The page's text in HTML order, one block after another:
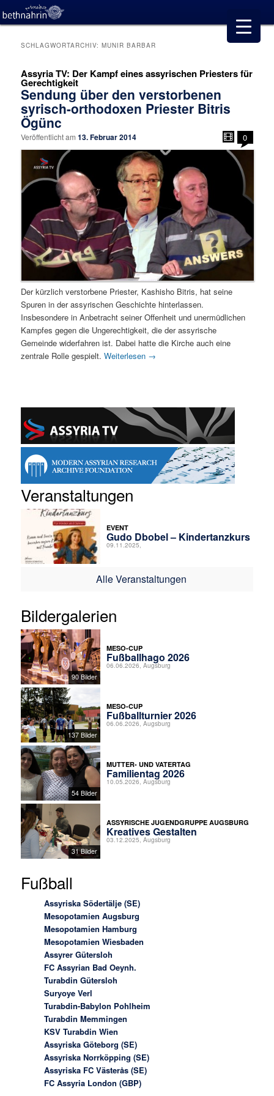
SCHLAGWORTARCHIV:MUNIR BARBAR
Assyria TV: Der Kampf eines assyrischen Priesters für
Gerechtigkeit
Sendung über den verstorbenen
syrisch-orthodoxen Priester Bitris
Ögünc
Veröffentlicht am13. Februar 2014 0
Der kürzlich verstorbene Priester, Kashisho Bitris, hat seine
Spuren in der assyrischen Geschichte hinterlassen.
Insbesondere in Anbetracht seiner Offenheit und unermüdlichen
Kampfes gegen die Ungerechtigkeit, die der assyrische
Gemeinde widerfahren ist. Dabei hatte die Kirche auch eine
zentrale Rolle gespielt.Weiterlesen →
Veranstaltungen
EVENT
Gudo Dbobel – Kindertanzkurs
09.11.2025,
Alle Veranstaltungen
Bildergalerien
90 Bilder
MESO-CUP
Fußballhago 2026
06.06.2026, Augsburg
137 Bilder
MESO-CUP
Fußballturnier 2026
06.06.2026, Augsburg
54 Bilder
MUTTER- UND VATERTAG
Familientag 2026
10.05.2026, Augsburg
31 Bilder
ASSYRISCHE JUGENDGRUPPE AUGSBURG
Kreatives Gestalten
03.12.2025, Augsburg
Fußball
Assyriska Södertälje (SE)
Mesopotamien Augsburg
Mesopotamien Hamburg
Mesopotamien Wiesbaden
Assyrer Gütersloh
FC Assyrian Bad Oeynh.
Turabdin Gütersloh
Suryoye Verl
Turabdin-Babylon Pohlheim
Turabdin Memmingen
KSV Turabdin Wien
Assyriska Göteborg (SE)
Assyriska Norrköpping (SE)
Assyriska FC Västerås (SE)
FC Assyria London (GBP)